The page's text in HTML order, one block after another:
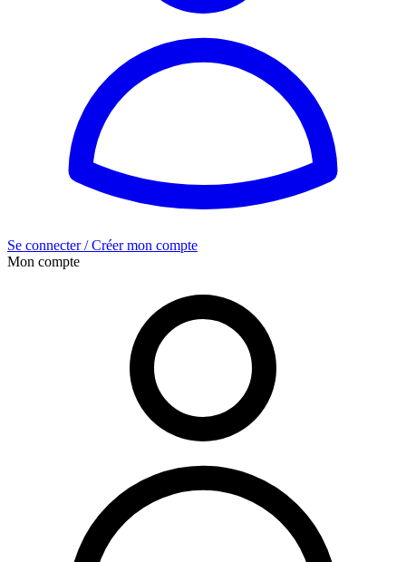
Se connecter / Créer mon compte
Mon compte